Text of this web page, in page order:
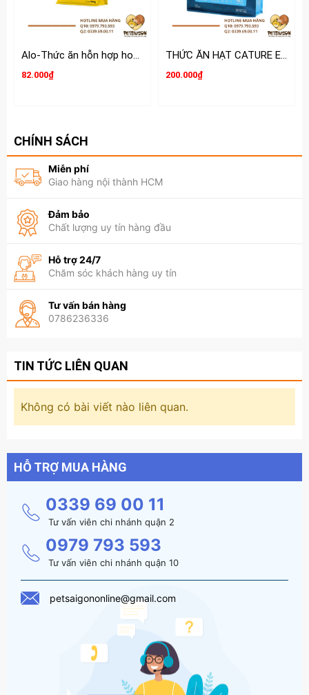
Alo-Thức ăn hỗn hợp hoàn chỉnh và cân bằng dinh dưỡng cho Mèo
82.000₫
THỨC ĂN HẠT CATURE EASY FARM CHO MÈO 1.5KG
200.000₫
CHÍNH SÁCH
Miễn phí
Giao hàng nội thành HCM
Đảm bảo
Chất lượng uy tín hàng đầu
Hỗ trợ 24/7
Chăm sóc khách hàng uy tín
Tư vấn bán hàng
0786236336
TIN TỨC LIÊN QUAN
Không có bài viết nào liên quan.
HỖ TRỢ MUA HÀNG
0339 69 00 11
Tư vấn viên chi nhánh quận 2
0979 793 593
Tư vấn viên chi nhánh quận 10
petsaigononline@gmail.com